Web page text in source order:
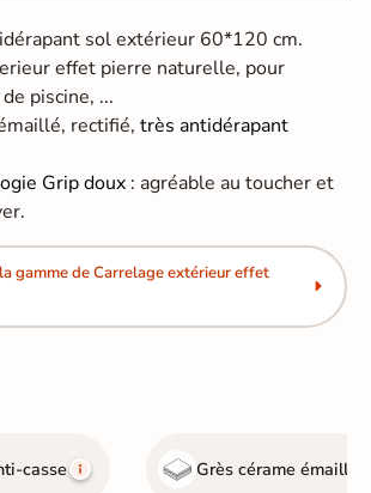
sol extérieur 60*120 cm.
effet pierre naturelle, pour
piscine, ...
rectifié,très antidérapant
Grip doux : agréable au toucher et
gamme de Carrelage extérieur effet
casse Grès cérame émaillé